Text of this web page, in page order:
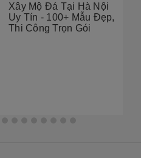
Xây Mộ Đá Tại Hà Nội
Uy Tín - 100+ Mẫu Đẹp,
Thi Công Trọn Gói